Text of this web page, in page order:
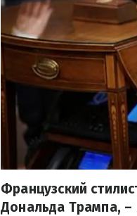
Французский
Дональда Трампа, –